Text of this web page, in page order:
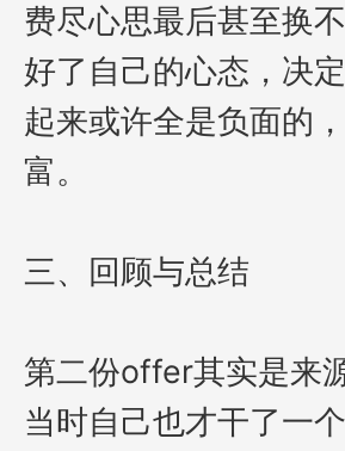
费尽心思最后甚至换
好了自己的心态，决
起来或许全是负面的
富。
三、回顾与总结
第二份offer其实是来
当时自己也才干了一